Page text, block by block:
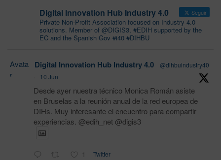
Digital Innovation Hub Industry 4.0 Seguir
Private Non-Profit Association focused on Industry 4.0
solutions. Member of @DIGIS3, #EDIH supported by the
EC and the Spanish Gov #i40 #DIHBU
Avata
r
Digital Innovation Hub Industry 4.0
@dihbuindustry40
·
10 Jun
Desde ayer nuestra técnico Monica Román asiste
en Bruselas a la reunión anual de la red europea de
DIHs. Muy interesante el encuentro para compartir
experiencias. @edih_net @digis3
1 Twitter